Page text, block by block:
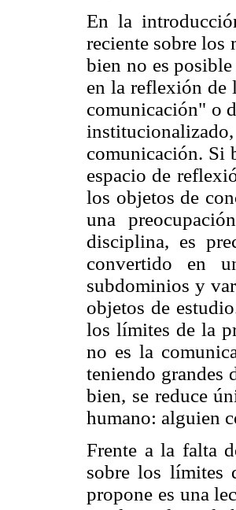
En la
reciente sobre los
bien no es
en la reflexión de
comunicación" o
comunicación. Si
espacio de
los objetos de
una
disciplina, es
convertido en
subdominios y
objetos de
los límites de la
no es la
teniendo grandes
bien, se reduce
humano: alguien
Frente a la falta
sobre los límites
propone es una